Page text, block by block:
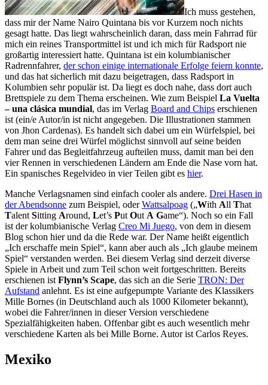
Ich muss gestehen,
dass mir der Name Nairo Quintana bis vor Kurzem noch nichts
gesagt hatte. Das liegt wahrscheinlich daran, dass mein Fahrrad für
mich ein reines Transportmittel ist und ich mich für Radsport nie
großartig interessiert hatte. Quintana ist ein kolumbianischer
Radrennfahrer, der schon einige internationale Erfolge feiern konnte,
und das hat sicherlich mit dazu beigetragen, dass Radsport in
Kolumbien sehr populär ist. Da liegt es doch nahe, dass dort auch
Brettspiele zu dem Thema erscheinen. Wie zum Beispiel La Vuelta
– una clásica mundial, das im Verlag Board and Chips erschienen
ist (ein/e Autor/in ist nicht angegeben. Die Illustrationen stammen
von Jhon Cardenas). Es handelt sich dabei um ein Würfelspiel, bei
dem man seine drei Würfel möglichst sinnvoll auf seine beiden
Fahrer und das Begleitfahrzeug aufteilen muss, damit man bei den
vier Rennen in verschiedenen Ländern am Ende die Nase vorn hat.
Ein spanisches Regelvideo in vier Teilen gibt es hier.
Manche Verlagsnamen sind einfach cooler als andere. Drei Hasen in
der Abendsonne zum Beispiel, oderWattsalpoag („With All That
Talent Sitting Around, Let’s Put Out A Game“). Noch so ein Fall
ist der kolumbianische Verlag Creo Mi Juego, von dem in diesem
Blog schon hier und da die Rede war. Der Name heißt eigentlich
„Ich erschaffe mein Spiel“, kann aber auch als „Ich glaube meinem
Spiel“ verstanden werden. Bei diesem Verlag sind derzeit diverse
Spiele in Arbeit und zum Teil schon weit fortgeschritten. Bereits
erschienen ist Flynn’s Scape, das sich an die Serie TRON: Der
Aufstand anlehnt. Es ist eine aufgepumpte Variante des Klassikers
Mille Bornes (in Deutschland auch als 1000 Kilometer bekannt),
wobei die Fahrer/innen in dieser Version verschiedene
Spezialfähigkeiten haben. Offenbar gibt es auch wesentlich mehr
verschiedene Karten als bei Mille Borne. Autor ist Carlos Reyes.
Mexiko